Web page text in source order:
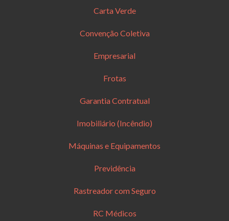
Carta Verde
Convenção Coletiva
Empresarial
Frotas
Garantia Contratual
Imobiliário (Incêndio)
Máquinas e Equipamentos
Previdência
Rastreador com Seguro
RC Médicos